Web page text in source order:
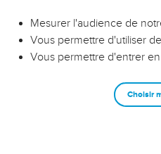
entrepreneurs, et responsables
et les clés pour avancer avec
vous guidiez un ministère, une
vous.
Mesurer l'audience de
Vous permettre d'utiliser
Vous permettre d'entrer
Choisir